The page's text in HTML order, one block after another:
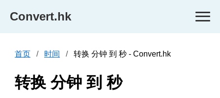
Convert.hk
首页 时间 转换 分钟 到 秒 - Convert.hk
转换 分钟 到 秒